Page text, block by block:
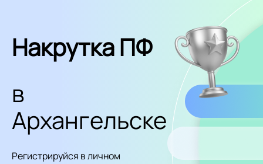
Накрутка ПФ
в
Архангельске
Регистрируйся в личном